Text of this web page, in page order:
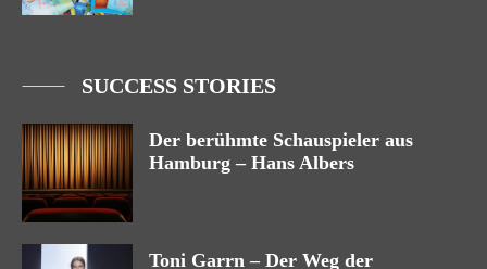
SUCCESS STORIES
Der berühmte Schauspieler aus
Hamburg – Hans Albers
Toni Garrn – Der Weg der